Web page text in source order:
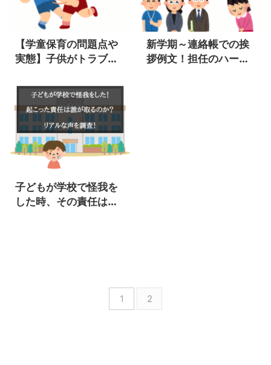
【学童保育の問題点や
実態】子供がトラブル
ぐ方法とは
新学期～連絡帳での挨
拶例文！担任のハート
子どもが学校で怪我を
した時、その責任は誰
1 2